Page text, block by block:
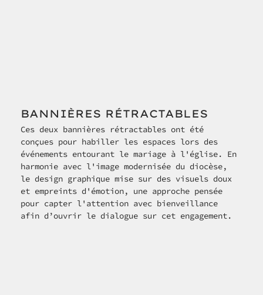
BANNIÈRES RÉTRACTABLES
Ces deux bannières rétractables ont été
conçues pour habiller les espaces lors des
événements entourant le mariage à l'église. En
harmonie avec l'image modernisée du diocèse,
le design graphique mise sur des visuels doux
et empreints d'émotion, une approche pensée
pour capter l'attention avec bienveillance
afin d’ouvrir le dialogue sur cet engagement.